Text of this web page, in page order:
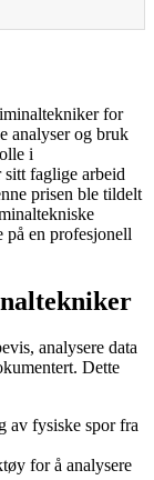
for
analyser og bruk
i
faglige arbeid
prisen ble tildelt
på en profesjonell
analysere data
Dette
av fysiske spor fra
for å analysere